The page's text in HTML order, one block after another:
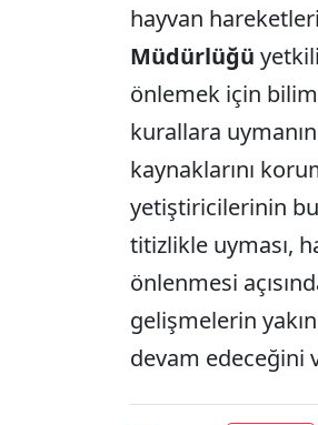
hayvan
Müdürlüğü
önlemek için
kurallara
kaynaklarını
yetiştiricilerinin
titizlikle uyması,
önlenmesi
gelişmelerin
devam edeceğini